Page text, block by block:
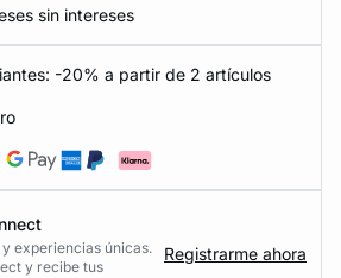
sin intereses
-20% a partir de 2 artículos
experiencias únicas.
y recibe tus
Registrarme ahora